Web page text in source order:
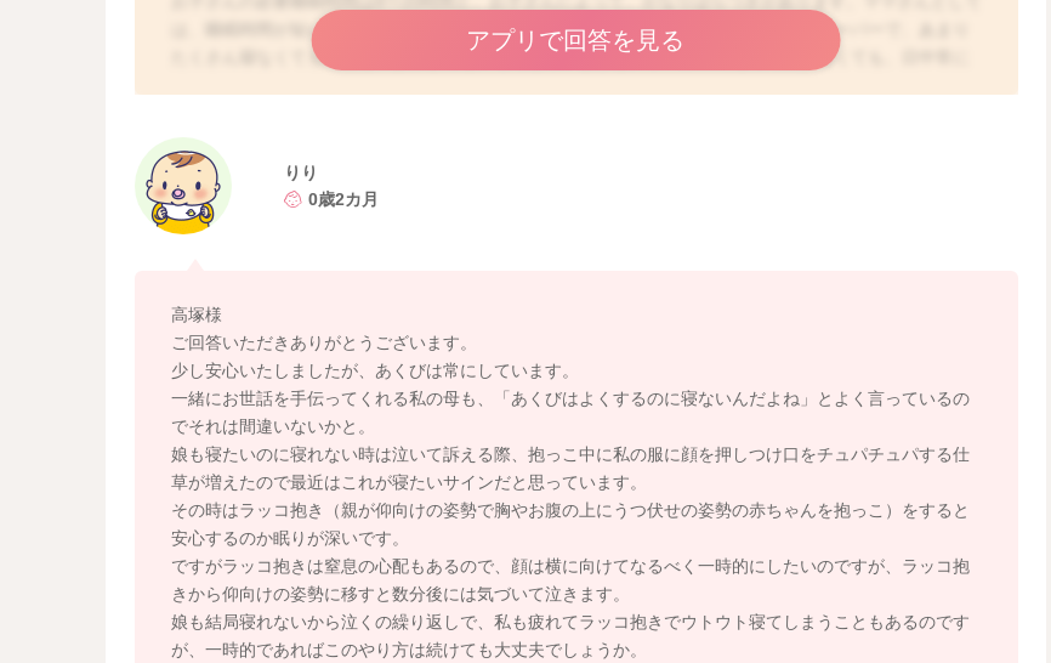
は、睡眠時間が短いのではないかとご心配になるかもしれませんが、元々ショートスリーパーで、あまり
たくさん寝なくても問題ないお子さんもいらっしゃいますし、トータルの睡眠時間が短くても、日中常に
まだ2ヶ月のお子さんということですと、昼夜の区別もなく、寝たり起きたりを繰り返す時期です。もしか
すると、30分などの細切れの睡眠である程度深く寝られていることもあるのかもしれません。他にお子さ
んのご様子で気になることがないということでしたら、しばらくご様子を見てあげてくださいね。長く寝
ることにもある程度の体力を必要とします。ですので、成長に伴って次第に体力がついてくれば、そのう
だご自身で動き回る時期ではないと思いますが、うつ伏せ遊びをなさってみたり、お散歩やお出かけをし
て、たくさん刺激を得てみると、活動と休息のメリハリがついて、少しずつ長く寝られるようになってく
ると思いますよ。
アプリで回答を見る
2026/3/6 1:11
りり
0歳2カ月
高塚様
ご回答いただきありがとうございます。
少し安心いたしましたが、あくびは常にしています。
一緒にお世話を手伝ってくれる私の母も、「あくびはよくするのに寝ないんだよね」とよく言っているの
でそれは間違いないかと。
娘も寝たいのに寝れない時は泣いて訴える際、抱っこ中に私の服に顔を押しつけ口をチュパチュパする仕
草が増えたので最近はこれが寝たいサインだと思っています。
その時はラッコ抱き（親が仰向けの姿勢で胸やお腹の上にうつ伏せの姿勢の赤ちゃんを抱っこ）をすると
安心するのか眠りが深いです。
ですがラッコ抱きは窒息の心配もあるので、顔は横に向けてなるべく一時的にしたいのですが、ラッコ抱
きから仰向けの姿勢に移すと数分後には気づいて泣きます。
娘も結局寝れないから泣くの繰り返しで、私も疲れてラッコ抱きでウトウト寝てしまうこともあるのです
が、一時的であればこのやり方は続けても大丈夫でしょうか。